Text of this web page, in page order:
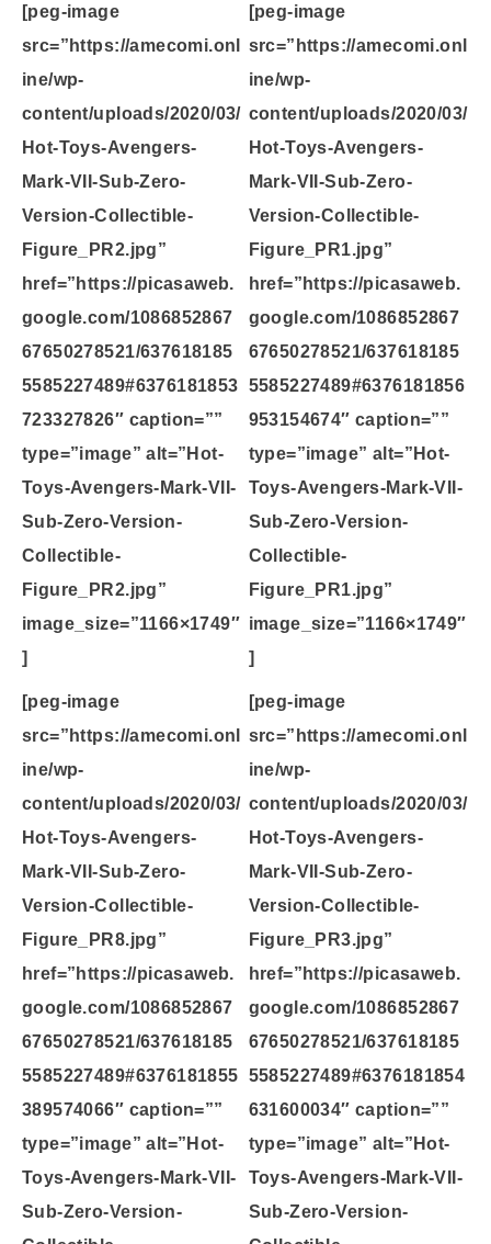
[peg-image
src=”https://amecomi.onl
ine/wp-
content/uploads/2020/03/
Hot-Toys-Avengers-
Mark-VII-Sub-Zero-
Version-Collectible-
Figure_PR2.jpg”
href=”https://picasaweb.
google.com/1086852867
67650278521/637618185
5585227489#6376181853
723327826″ caption=””
type=”image” alt=”Hot-
Toys-Avengers-Mark-VII-
Sub-Zero-Version-
Collectible-
Figure_PR2.jpg”
image_size=”1166×1749″
]
[peg-image
src=”https://amecomi.onl
ine/wp-
content/uploads/2020/03/
Hot-Toys-Avengers-
Mark-VII-Sub-Zero-
Version-Collectible-
Figure_PR1.jpg”
href=”https://picasaweb.
google.com/1086852867
67650278521/637618185
5585227489#6376181856
953154674″ caption=””
type=”image” alt=”Hot-
Toys-Avengers-Mark-VII-
Sub-Zero-Version-
Collectible-
Figure_PR1.jpg”
image_size=”1166×1749″
]
[peg-image
src=”https://amecomi.onl
ine/wp-
content/uploads/2020/03/
Hot-Toys-Avengers-
Mark-VII-Sub-Zero-
Version-Collectible-
Figure_PR8.jpg”
href=”https://picasaweb.
google.com/1086852867
67650278521/637618185
5585227489#6376181855
389574066″ caption=””
type=”image” alt=”Hot-
Toys-Avengers-Mark-VII-
Sub-Zero-Version-
[peg-image
src=”https://amecomi.onl
ine/wp-
content/uploads/2020/03/
Hot-Toys-Avengers-
Mark-VII-Sub-Zero-
Version-Collectible-
Figure_PR3.jpg”
href=”https://picasaweb.
google.com/1086852867
67650278521/637618185
5585227489#6376181854
631600034″ caption=””
type=”image” alt=”Hot-
Toys-Avengers-Mark-VII-
Sub-Zero-Version-